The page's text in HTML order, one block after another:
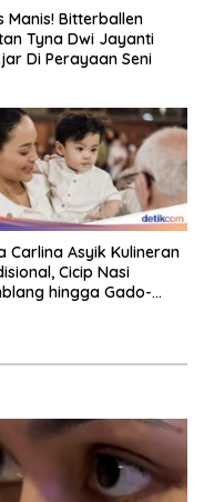
Manis! Bitterballen
Tyna Dwi Jayanti
Di Perayaan Seni
Carlina Asyik Kulineran
Cicip Nasi
hingga Gado-